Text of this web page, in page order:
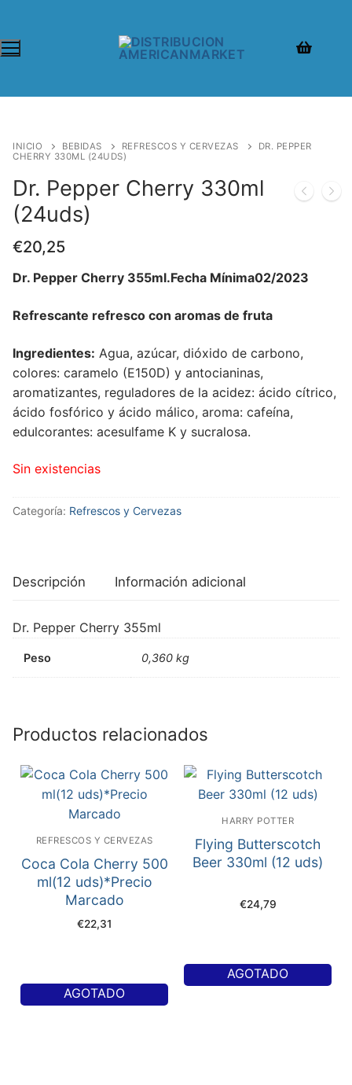
INICIO BEBIDAS REFRESCOS Y CERVEZAS
DR. PEPPER
CHERRY 330ML (24UDS)
Dr. Pepper Cherry 330ml
(24uds)
€20,25
Dr. Pepper Cherry 355ml.Fecha Mínima02/2023
Refrescante refresco con aromas de fruta
Ingredientes: Agua, azúcar, dióxido de carbono,
colores: caramelo (E150D) y antocianinas,
aromatizantes, reguladores de la acidez: ácido cítrico,
ácido fosfórico y ácido málico, aroma: cafeína,
edulcorantes: acesulfame K y sucralosa.
Sin existencias
Categoría: Refrescos y Cervezas
Descripción Información adicional
Dr. Pepper Cherry 355ml
Peso 0,360 kg
Productos relacionados
REFRESCOS Y CERVEZAS
Coca Cola Cherry 500
ml(12 uds)*Precio
Marcado
€22,31
AGOTADO
HARRY POTTER
Flying Butterscotch
Beer 330ml (12 uds)
€24,79
AGOTADO